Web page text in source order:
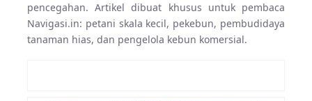
pencegahan. Artikel dibuat khusus untuk pembaca
Navigasi.in: petani skala kecil, pekebun, pembudidaya
tanaman hias, dan pengelola kebun komersial.